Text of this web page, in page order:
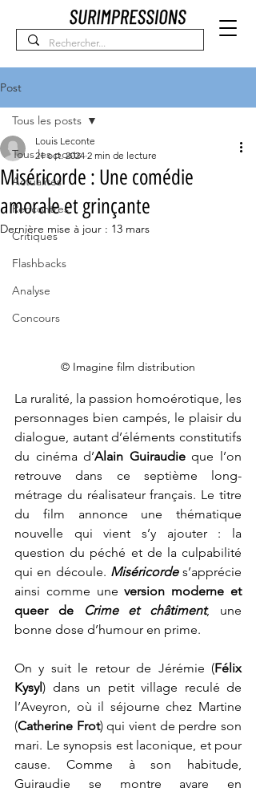
Post
Tous les posts
Actualités
Rencontres
Critiques
Flashbacks
Analyse
Concours
Tous les posts
Miséricorde : Une comédie
amorale et grinçante
Louis Leconte
21 oct. 2024 2 min de lecture
Dernière mise à jour : 13 mars
© Imagine film distribution
La ruralité, la passion homoérotique, les
personnages bien campés, le plaisir du
dialogue, autant d’éléments constitutifs
du cinéma d’Alain Guiraudie que l’on
retrouve dans ce septième long-
métrage du réalisateur français. Le titre
du film annonce une thématique
nouvelle qui vient s’y ajouter : la
question du péché et de la culpabilité
qui en découle. Miséricorde s’apprécie
ainsi comme une version moderne et
queer de
Crime et châtiment, une
bonne dose d’humour en prime.
On y suit le retour de Jérémie (Félix
Kysyl) dans un petit village reculé de
l’Aveyron, où il séjourne chez Martine
(Catherine Frot) qui vient de perdre son
mari. Le synopsis est laconique, et pour
cause. Comme à son habitude,
Guiraudie se montre avare en